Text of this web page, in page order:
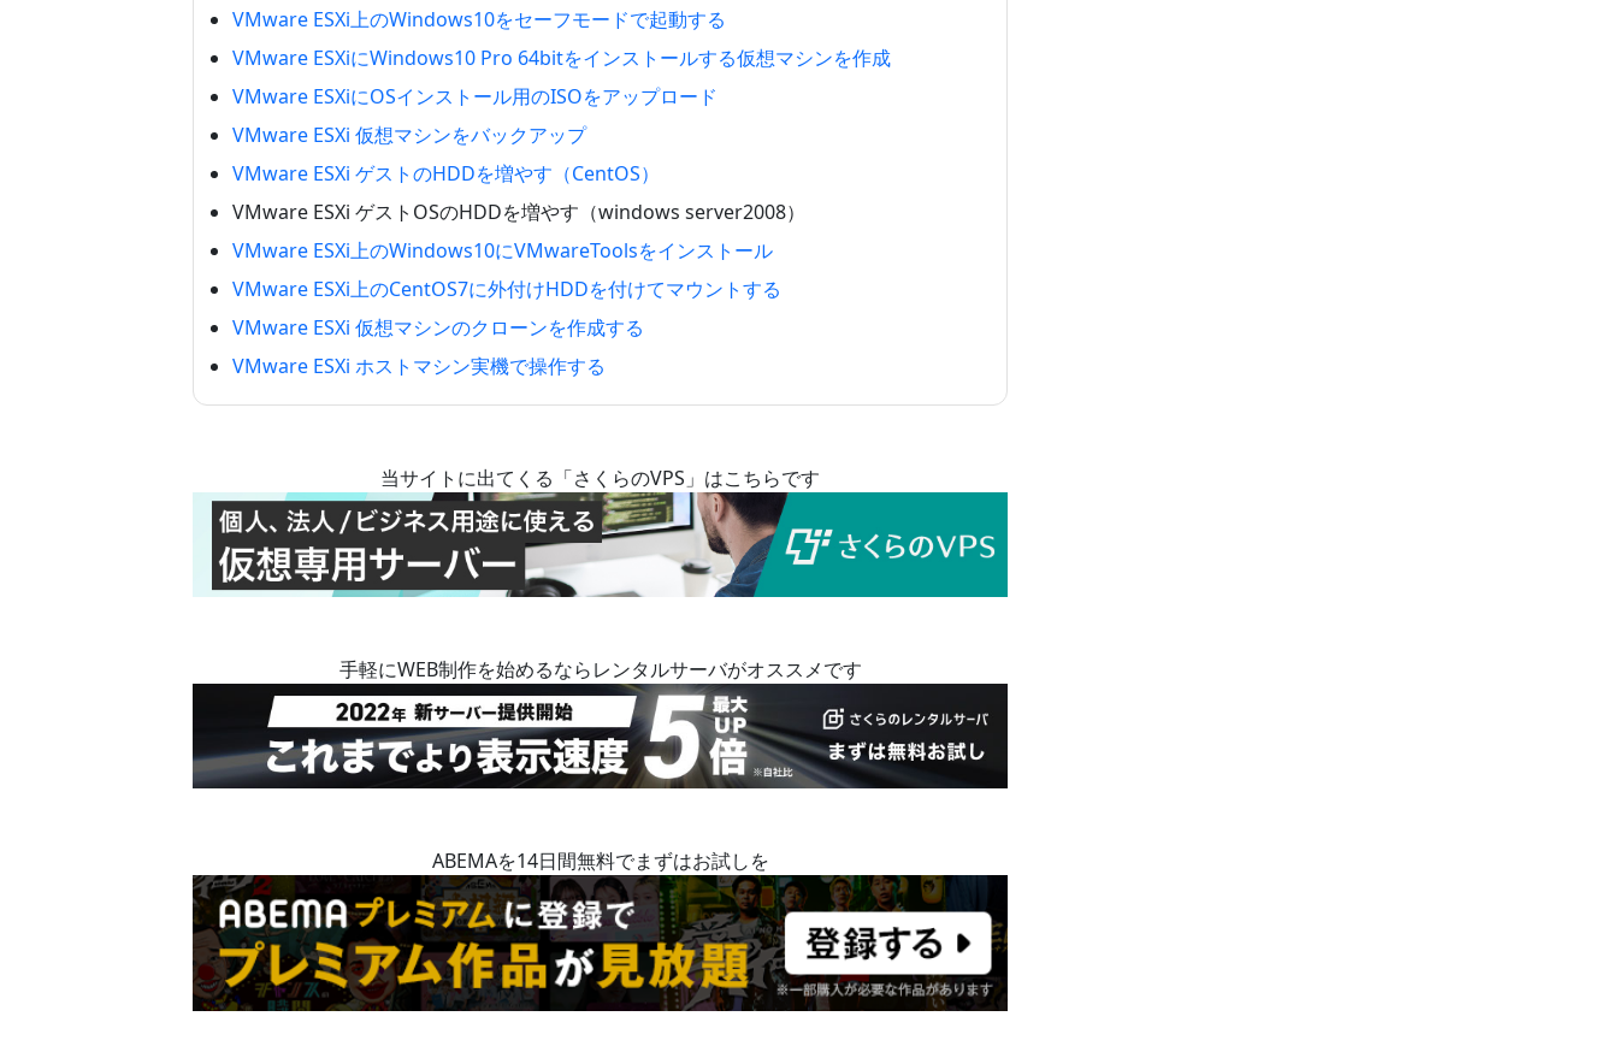
VMware ESXi上のWindows10をセーフモードで起動する
VMware ESXiにWindows10 Pro 64bitをインストールする仮想マシンを作成
VMware ESXiにOSインストール用のISOをアップロード
VMware ESXi 仮想マシンをバックアップ
VMware ESXi ゲストのHDDを増やす（CentOS）
VMware ESXi ゲストOSのHDDを増やす（windows server2008）
VMware ESXi上のWindows10にVMwareToolsをインストール
VMware ESXi上のCentOS7に外付けHDDを付けてマウントする
VMware ESXi 仮想マシンのクローンを作成する
VMware ESXi ホストマシン実機で操作する
当サイトに出てくる「さくらのVPS」はこちらです
手軽にWEB制作を始めるならレンタルサーバがオススメです
ABEMAを14日間無料でまずはお試しを